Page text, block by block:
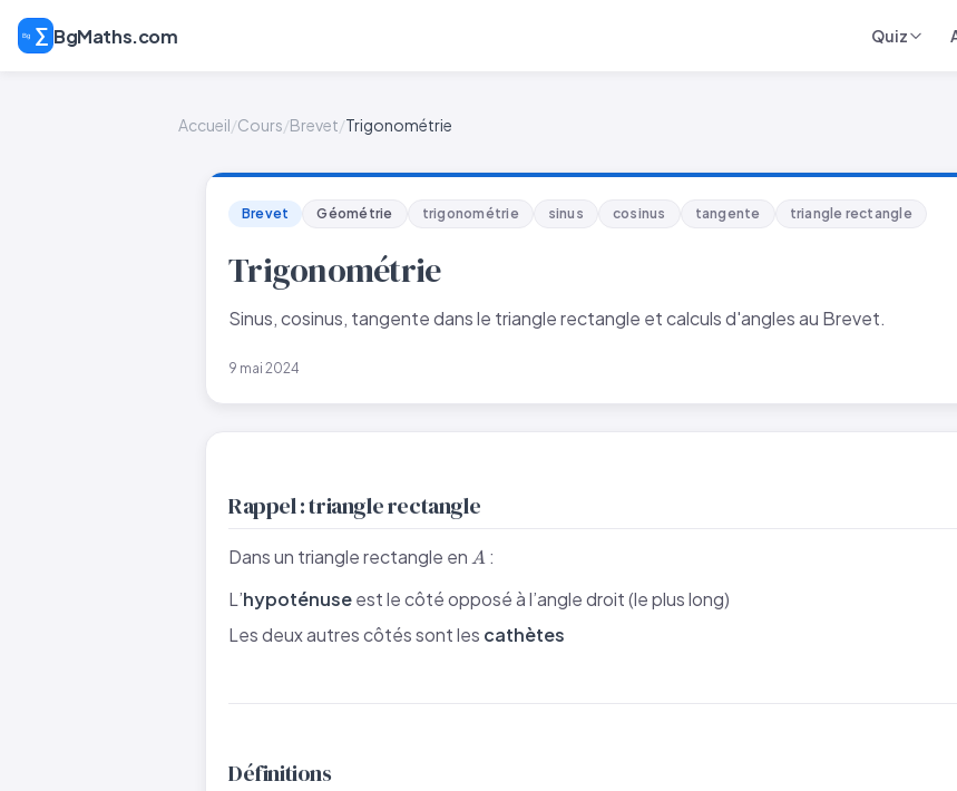
BgMaths.com Quiz
Accueil/Cours/Brevet/Trigonométrie
Brevet Géométrie trigonométrie sinus cosinus tangente triangle rectangle
Trigonométrie
Sinus, cosinus, tangente dans le triangle rectangle et calculs d'angles au Brevet.
9 mai 2024
Rappel : triangle rectangle
Dans un triangle rectangle en A
A :
L’hypoténuseest le côté opposé à l’angle droit (le plus long)
Les deux autres côtés sont les cathètes
Définitions